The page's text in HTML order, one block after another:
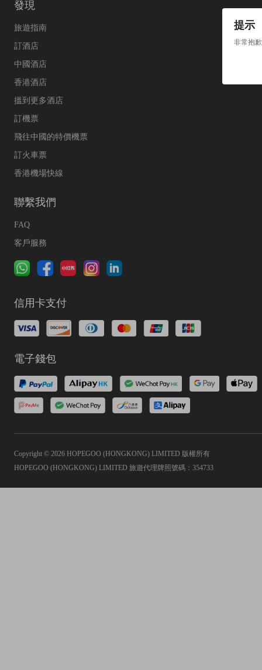
提示
非常抱
發現
旅遊指南
訂酒店
中國酒店
香港酒店
搵到更多酒店
訂機票
飛往中國的特價機票
訂火車票
香港機場快線
聯繫我們
FAQ
客戶服務
信用卡支付
電子錢包
Copyright © 2026 HOPEGOO (HONGKONG) LIMITED 版權所有
HOPEGOO (HONGKONG) LIMITED 旅遊代理牌照號碼：354733